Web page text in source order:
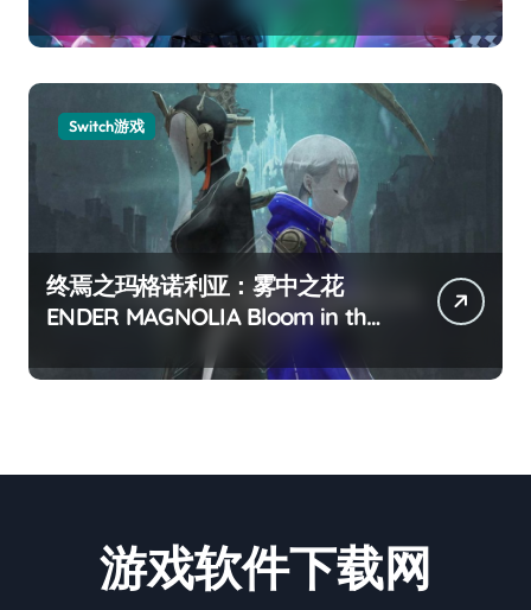
Switch游戏
终焉之玛格诺利亚：雾中之花
ENDER MAGNOLIA Bloom in the
游戏软件下载网